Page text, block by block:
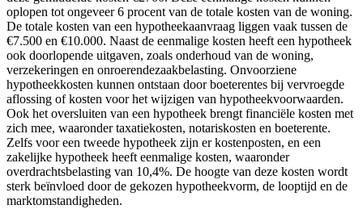
oplopen tot ongeveer 6 procent van de totale kosten van de woning.
De totale kosten van een hypotheekaanvraag liggen vaak tussen de
€7.500 en €10.000. Naast de eenmalige kosten heeft een hypotheek
ook doorlopende uitgaven, zoals onderhoud van de woning,
verzekeringen en onroerendezaakbelasting. Onvoorziene
hypotheekkosten kunnen ontstaan door boeterentes bij vervroegde
aflossing of kosten voor het wijzigen van hypotheekvoorwaarden.
Ook het oversluiten van een hypotheek brengt financiële kosten met
zich mee, waaronder taxatiekosten, notariskosten en boeterente.
Zelfs voor een tweede hypotheek zijn er kostenposten, en een
zakelijke hypotheek heeft eenmalige kosten, waaronder
overdrachtsbelasting van 10,4%. De hoogte van deze kosten wordt
sterk beïnvloed door de gekozen hypotheekvorm, de looptijd en de
marktomstandigheden.